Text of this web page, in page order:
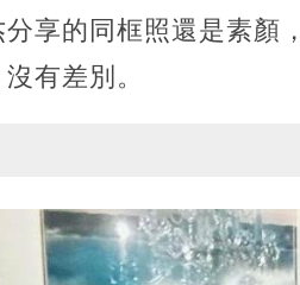
分享的同框照還是素顏
有差別。